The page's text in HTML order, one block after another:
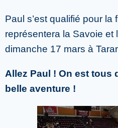
Paul s’est qualifié pour la
représentera la Savoie et
dimanche 17 mars à
Allez Paul ! On est tous
belle aventure !